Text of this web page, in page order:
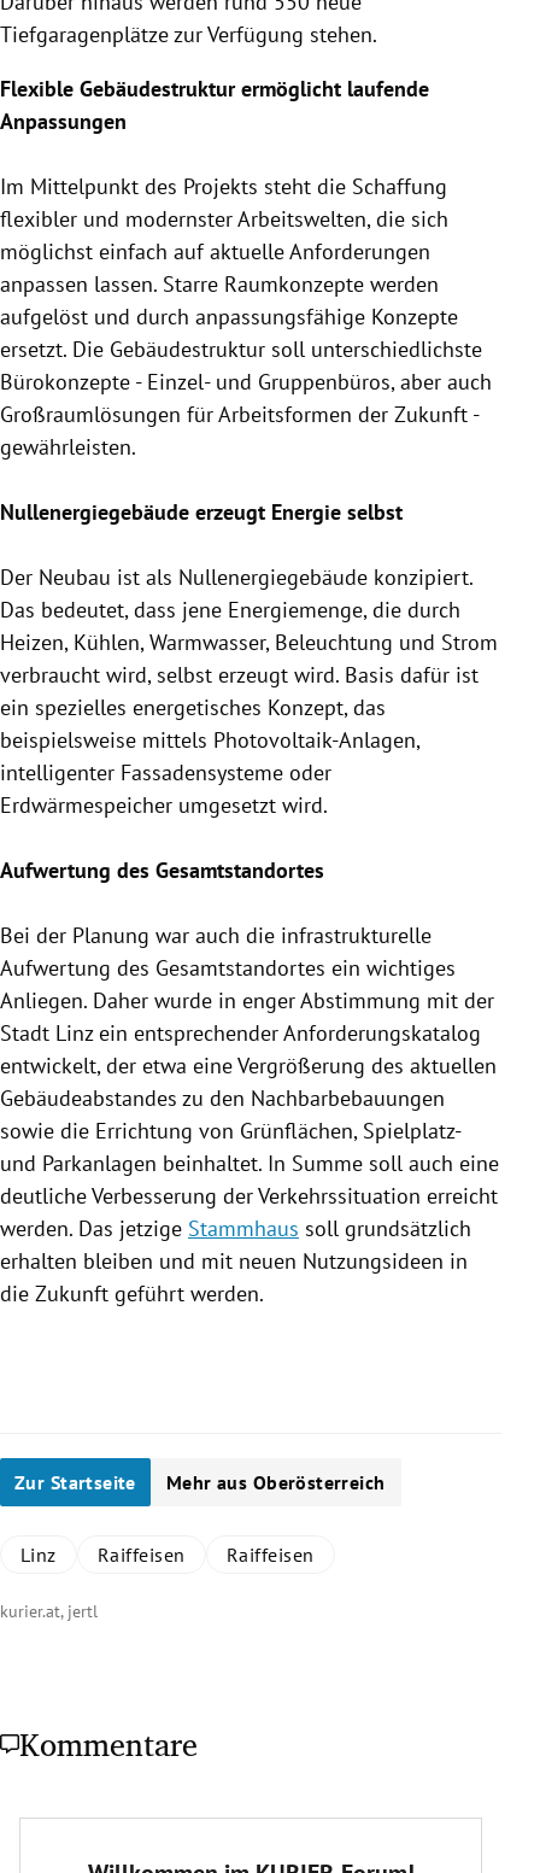
Tiefgaragenplätze zur Verfügung stehen.
Flexible Gebäudestruktur ermöglicht laufende
Anpassungen
Im Mittelpunkt des Projekts steht die Schaffung
flexibler und modernster Arbeitswelten, die sich
möglichst einfach auf aktuelle Anforderungen
anpassen lassen. Starre Raumkonzepte werden
aufgelöst und durch anpassungsfähige Konzepte
ersetzt. Die Gebäudestruktur soll unterschiedlichste
Bürokonzepte - Einzel- und Gruppenbüros, aber auch
Großraumlösungen für Arbeitsformen der Zukunft -
gewährleisten.
Nullenergiegebäude erzeugt Energie selbst
Der Neubau ist als Nullenergiegebäude konzipiert.
Das bedeutet, dass jene Energiemenge, die durch
Heizen, Kühlen, Warmwasser, Beleuchtung und Strom
verbraucht wird, selbst erzeugt wird. Basis dafür ist
ein spezielles energetisches Konzept, das
beispielsweise mittels Photovoltaik-Anlagen,
intelligenter Fassadensysteme oder
Erdwärmespeicher umgesetzt wird.
Aufwertung des Gesamtstandortes
Bei der Planung war auch die infrastrukturelle
Aufwertung des Gesamtstandortes ein wichtiges
Anliegen. Daher wurde in enger Abstimmung mit der
Stadt Linzein entsprechender Anforderungskatalog
entwickelt, der etwa eine Vergrößerung des aktuellen
Gebäudeabstandes zu den Nachbarbebauungen
sowie die Errichtung von Grünflächen, Spielplatz-
und Parkanlagen beinhaltet. In Summe soll auch eine
deutliche Verbesserung der Verkehrssituation erreicht
werden. Das jetzige Stammhaus soll grundsätzlich
erhalten bleiben und mit neuen Nutzungsideen in
die Zukunft geführt werden.
Zur Startseite Mehr aus Oberösterreich
Linz Raiffeisen Raiffeisen
kurier.at, jertl
Kommentare